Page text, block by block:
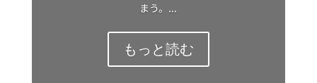
まう。...
もっと読む